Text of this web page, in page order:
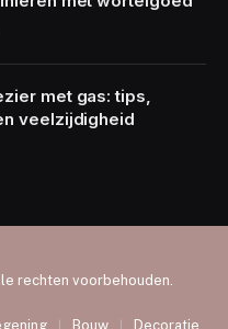
met gas: tips,
veelzijdigheid
rechten voorbehouden.
Bouw Decoratie